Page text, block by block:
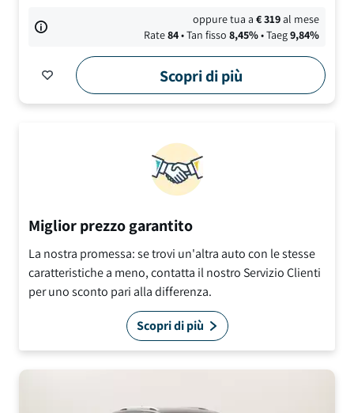
oppure tua a€319al mese
Rate84• Tan fisso 8,45%• Taeg9,84%
Scopri di più
Miglior prezzo garantito
La nostra promessa: se trovi un'altra auto con le stesse
caratteristiche a meno, contatta il nostro Servizio Clienti
per uno sconto pari alla differenza.
Scopri di più